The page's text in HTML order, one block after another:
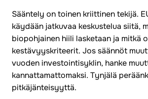
Sääntely on toinen kriittinen tekijä.
käydään jatkuvaa keskustelua siitä,
biopohjainen hiili lasketaan ja mitkä
kestävyyskriteerit. Jos säännöt
vuoden investointisyklin, hanke
kannattamattomaksi. Tynjälä
pitkäjänteisyyttä.